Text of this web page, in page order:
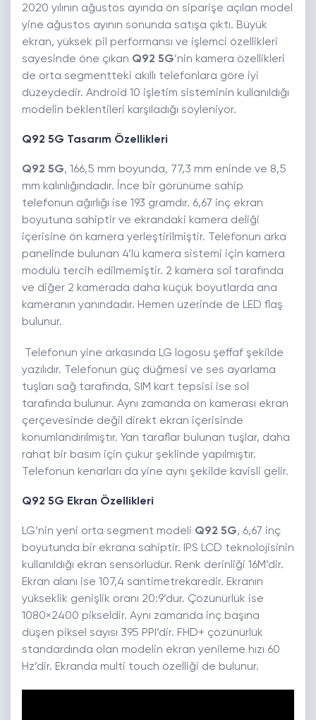
2020 yılının ağustos ayında ön siparişe açılan model
yine ağustos ayının sonunda satışa çıktı. Büyük
ekran, yüksek pil performansı ve işlemci özellikleri
sayesinde öne çıkan Q92 5G’nin kamera özellikleri
de orta segmentteki akıllı telefonlara göre iyi
düzeydedir. Android 10 işletim sisteminin kullanıldığı
modelin beklentileri karşıladığı söyleniyor.
Q92 5G Tasarım Özellikleri
Q92 5G, 166,5 mm boyunda, 77,3 mm eninde ve 8,5
mm kalınlığındadır. İnce bir görünüme sahip
telefonun ağırlığı ise 193 gramdır. 6,67 inç ekran
boyutuna sahiptir ve ekrandaki kamera deliği
içerisine ön kamera yerleştirilmiştir. Telefonun arka
panelinde bulunan 4’lü kamera sistemi için kamera
modülü tercih edilmemiştir. 2 kamera sol tarafında
ve diğer 2 kamerada daha küçük boyutlarda ana
kameranın yanındadır. Hemen üzerinde de LED flaş
bulunur.
Telefonun yine arkasında LG logosu şeffaf şekilde
yazılıdır. Telefonun güç düğmesi ve ses ayarlama
tuşları sağ tarafında, SIM kart tepsisi ise sol
tarafında bulunur. Aynı zamanda ön kamerası ekran
çerçevesinde değil direkt ekran içerisinde
konumlandırılmıştır. Yan taraflar bulunan tuşlar, daha
rahat bir basım için çukur şeklinde yapılmıştır.
Telefonun kenarları da yine aynı şekilde kavisli gelir.
Q92 5G Ekran Özellikleri
LG’nin yeni orta segment modeli Q92 5G, 6,67 inç
boyutunda bir ekrana sahiptir. IPS LCD teknolojisinin
kullanıldığı ekran sensörlüdür. Renk derinliği 16M’dir.
Ekran alanı ise 107,4 santimetrekaredir. Ekranın
yükseklik genişlik oranı 20:9’dur. Çözünürlük ise
1080×2400 pikseldir. Aynı zamanda inç başına
düşen piksel sayısı 395 PPI’dir. FHD+ çözünürlük
standardında olan modelin ekran yenileme hızı 60
Hz’dir. Ekranda multi touch özelliği de bulunur.